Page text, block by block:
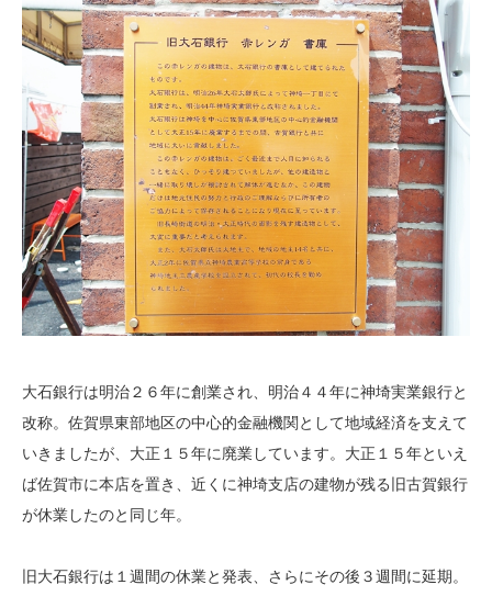
大石銀行は明治２６年に創業され、明治４４年に神埼実業銀行と
改称。佐賀県東部地区の中心的金融機関として地域経済を支えて
いきましたが、大正１５年に廃業しています。大正１５年といえ
ば佐賀市に本店を置き、近くに神埼支店の建物が残る旧古賀銀行
が休業したのと同じ年。
旧大石銀行は１週間の休業と発表、さらにその後３週間に延期。